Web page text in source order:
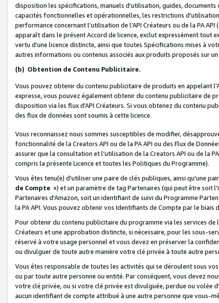
disposition les spécifications, manuels d'utilisation, guides,
capacités fonctionnelles et opérationnelles, les restrictions
performance concernant l'utilisation de l’API Créateurs ou de la PA
apparaît dans le présent Accord de licence, exclut expressément tout
vertu d'une licence distincte, ainsi que toutes Spécifications mises à
autres informations ou contenus associés aux produits proposés sur
(b) Obtention de Contenu Publicitaire.
Vous pouvez obtenir du contenu publicitaire de produits en appelant
expresse, vous pouvez également obtenir du contenu publicitaire de
disposition via les flux d'API Créateurs. Si vous obtenez du contenu
des flux de données sont soumis à cette licence.
Vous reconnaissez nous sommes susceptibles de modifier,
fonctionnalité de la Creators API ou de la PA API ou des Flux de
assurer que la consultation et l'utilisation de la Creators API ou de la
compris la présente Licence et toutes les Politiques du Programme).
Vous êtes tenu(e) d'utiliser une paire de clés publiques, ainsi qu'une
de Compte ») et un paramètre de tag Partenaires (qui peut être soit
Partenaires d'Amazon, soit un identifiant de suivi du Programme
la PA API. Vous pouvez obtenir vos Identifiants de Compte par le biais
Pour obtenir du contenu publicitaire du programme via les services
Créateurs et une approbation distincte, si nécessaire, pour les sous-
réservé à votre usage personnel et vous devez en préserver la
ou divulguer de toute autre manière votre clé privée à toute autre
Vous êtes responsable de toutes les activités qui se déroulent sous
ou par toute autre personne ou entité. Par conséquent, vous devez
votre clé privée, ou si votre clé privée est divulguée, perdue ou volée
aucun identifiant de compte attribué à une autre personne que vous-